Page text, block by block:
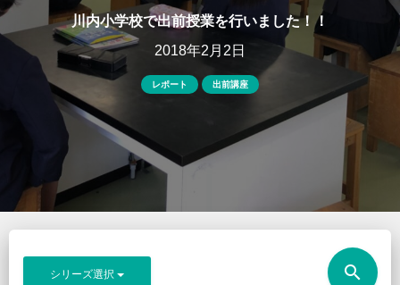
川内小学校で出前授業を行いました！！
2018年2月2日
レポート 出前講座
シリーズ選択 search